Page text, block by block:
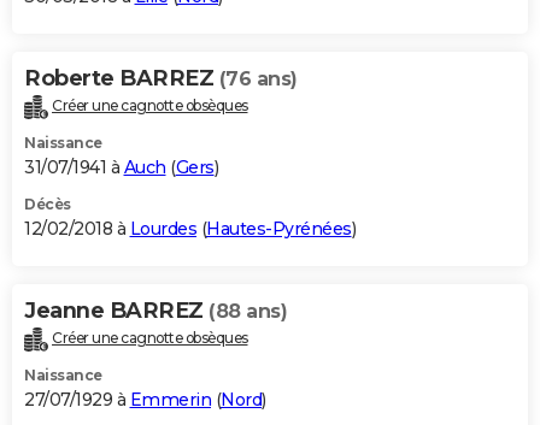
Roberte BARREZ (76 ans)
Créer une cagnotte obsèques
Naissance
31/07/1941 à Auch (Gers)
Décès
12/02/2018 à Lourdes (Hautes-Pyrénées)
Jeanne BARREZ (88 ans)
Créer une cagnotte obsèques
Naissance
27/07/1929 à Emmerin (Nord)